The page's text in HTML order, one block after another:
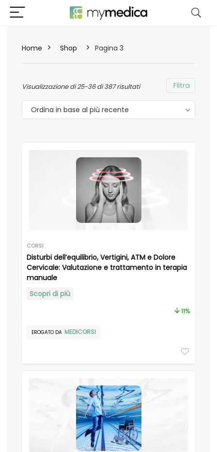
Home Shop Pagina 3
Filtra
Visualizzazione di 25-36 di 387 risultati
Ordina in base al più recente
CORSI
Disturbi dell’equilibrio, Vertigini, ATM e Dolore
Cervicale: Valutazione e trattamento in terapia
manuale
Scopri di più
11%
EROGATO DA MEDICORSI